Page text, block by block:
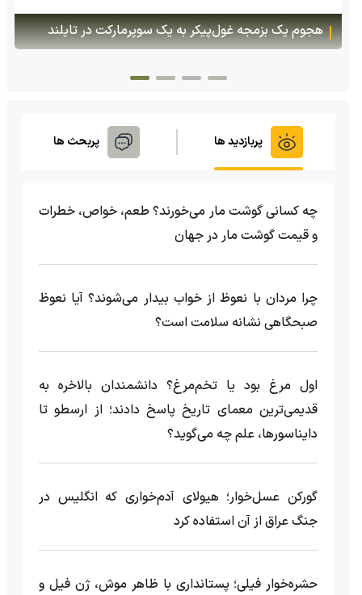
پس از ۷۰ سال؛ ببرها دوباره به سرزمین گمشده‌شان در
قزاقستان بازگشتند
پربازدید ها پربحث ها
چه کسانی گوشت مار می‌خورند؟ طعم، خواص، خطرات
و قیمت گوشت مار در جهان
چرا مردان با نعوظ از خواب بیدار می‌شوند؟ آیا نعوظ
صبحگاهی نشانه سلامت است؟
اول مرغ بود یا تخم‌مرغ؟ دانشمندان بالاخره به
قدیمی‌ترین معمای تاریخ پاسخ دادند؛ از ارسطو تا
دایناسورها، علم چه می‌گوید؟
گورکن عسل‌خوار؛ هیولای آدم‌خواری که انگلیس در
جنگ عراق از آن استفاده کرد
حشره‌خوار فیلی؛ پستانداری با ظاهر موش، ژن فیل و